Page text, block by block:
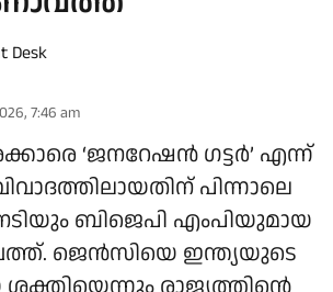
Desk
7:46 am
‘ജനറേഷൻ ഗട്ടർ’ എന്ന്
പിന്നാലെ
നടിയും ബിജെപി എംപിയുമായ
ജെൻസിയെ ഇന്ത്യയുടെ